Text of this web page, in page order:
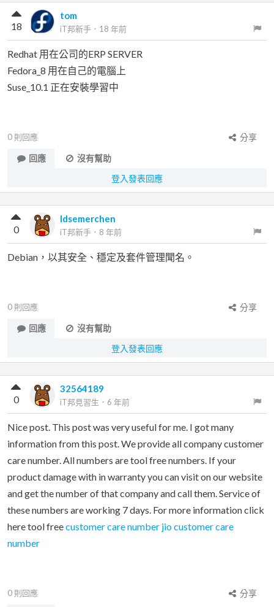
tom
iT邦新手 ． 18 年前
18
Redhat 用在公司的ERP SERVER
Fedora_8 用在自己的電腦上
Suse_10.1 正在安裝學習中
0 則回應
分享
回應
沒有幫助
登入發表回應
ldsemerchen
iT邦新手 ． 8 年前
0
Debian，以其安全、穩定及套件管理聞名。
0 則回應
分享
回應
沒有幫助
登入發表回應
32564189
iT邦見習生 ． 6 年前
0
Nice post. This post was very useful for me. I got many
information from this post. We provide all company customer
care number. All numbers are tool free numbers. If your
product damage with in warranty you can visit on our website
and get the number of that company and call them. Service of
these numbers are working 7 days. For more information click
here tool freecustomer care number jio customer care
number
0 則回應 分享